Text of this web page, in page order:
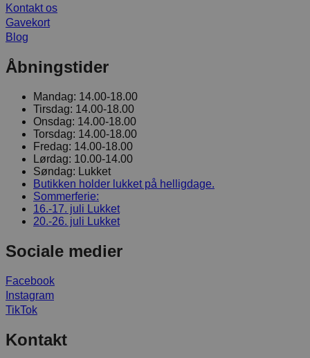
Kontakt os
Gavekort
Blog
Åbningstider
Mandag: 14.00-18.00
Tirsdag: 14.00-18.00
Onsdag: 14.00-18.00
Torsdag: 14.00-18.00
Fredag: 14.00-18.00
Lørdag: 10.00-14.00
Søndag: Lukket
Butikken holder lukket på helligdage.
Sommerferie:
16.-17. juli Lukket
20.-26. juli Lukket
Sociale medier
Facebook
Instagram
TikTok
Kontakt